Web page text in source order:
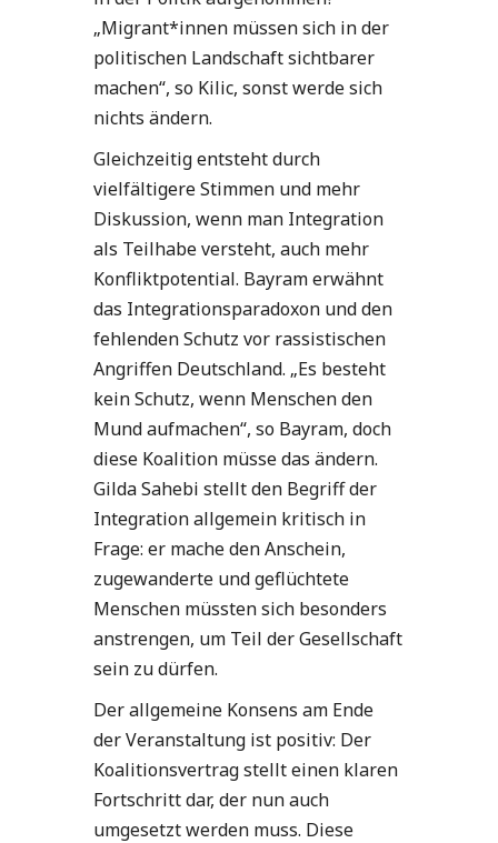
„Migrant*innen müssen sich in der
politischen Landschaft sichtbarer
machen“, so Kilic, sonst werde sich
nichts ändern.
Gleichzeitig entsteht durch
vielfältigere Stimmen und mehr
Diskussion, wenn man Integration
als Teilhabe versteht, auch mehr
Konfliktpotential. Bayram erwähnt
das Integrationsparadoxon und den
fehlenden Schutz vor rassistischen
Angriffen Deutschland. „Es besteht
kein Schutz, wenn Menschen den
Mund aufmachen“, so Bayram, doch
diese Koalition müsse das ändern.
Gilda Sahebi stellt den Begriff der
Integration allgemein kritisch in
Frage: er mache den Anschein,
zugewanderte und geflüchtete
Menschen müssten sich besonders
anstrengen, um Teil der Gesellschaft
sein zu dürfen.
Der allgemeine Konsens am Ende
der Veranstaltung ist positiv: Der
Koalitionsvertrag stellt einen klaren
Fortschritt dar, der nun auch
umgesetzt werden muss. Diese